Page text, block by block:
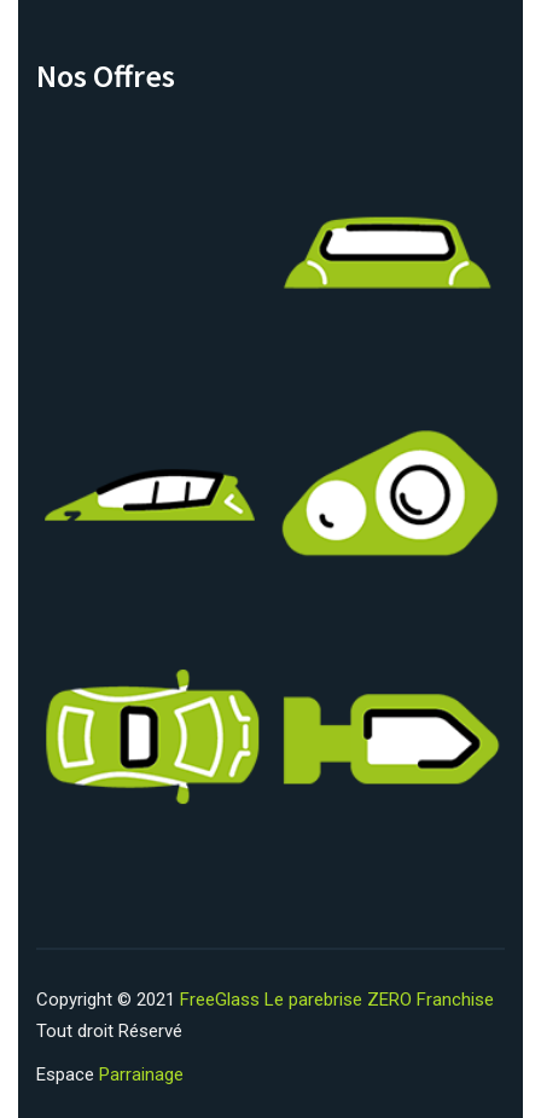
Nos Offres
Copyright © 2021 FreeGlass Le parebrise ZERO Franchise
Tout droit Réservé
Espace Parrainage